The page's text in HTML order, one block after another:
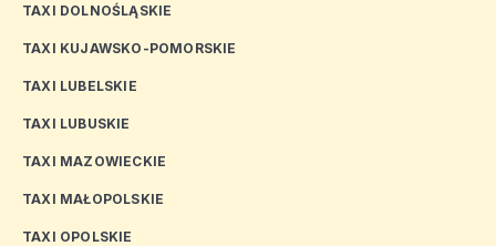
TAXI DOLNOŚLĄSKIE
TAXI KUJAWSKO-POMORSKIE
TAXI LUBELSKIE
TAXI LUBUSKIE
TAXI MAZOWIECKIE
TAXI MAŁOPOLSKIE
TAXI OPOLSKIE